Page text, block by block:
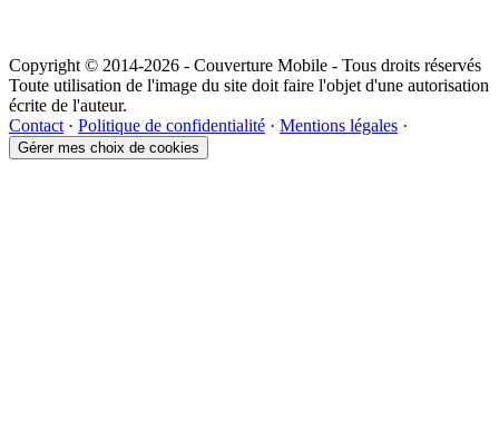
Copyright © 2014-2026 - Couverture Mobile - Tous droits réservés
Toute utilisation de l'image du site doit faire l'objet d'une autorisation
écrite de l'auteur.
Contact · Politique de confidentialité · Mentions légales ·
Gérer mes choix de cookies